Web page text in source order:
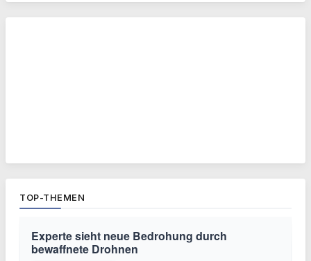
TOP-THEMEN
Experte sieht neue Bedrohung durch
bewaffnete Drohnen